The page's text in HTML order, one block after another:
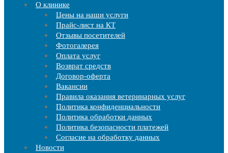
О клинике
Цены на наши услуги
Прайс-лист на КТ
Отзывы посетителей
Фотогалерея
Оплата услуг
Возврат средств
Договор-оферта
Вакансии
Правила оказания ветеринарных услуг
Политика конфиденциальности
Политика обработки данных
Политика безопасности платежей
Согласие на обработку данных
Новости